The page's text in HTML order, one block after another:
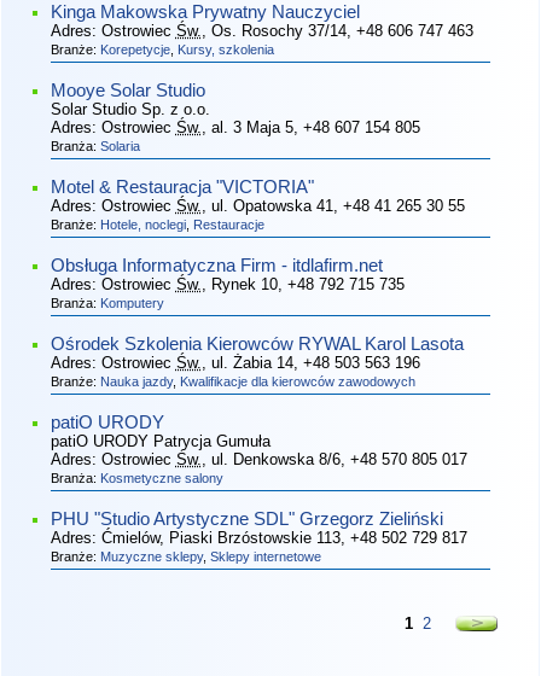
Kinga Makowska Prywatny Nauczyciel
Adres: Ostrowiec Św. , Os. Rosochy 37/14, +48 606 747 463
Branże: Korepetycje, Kursy, szkolenia
Mooye Solar Studio
Solar Studio Sp. z o.o.
Adres: Ostrowiec Św. , al. 3 Maja 5, +48 607 154 805
Branża: Solaria
Motel & Restauracja "VICTORIA"
Adres: Ostrowiec Św. , ul. Opatowska 41 , +48 41 265 30 55
Branże: Hotele, noclegi, Restauracje
Obsługa Informatyczna Firm - itdlafirm.net
Adres: Ostrowiec Św. , Rynek 10, +48 792 715 735
Branża: Komputery
Ośrodek Szkolenia Kierowców RYWAL Karol Lasota
Adres: Ostrowiec Św. , ul. Żabia 14, +48 503 563 196
Branże: Nauka jazdy, Kwalifikacje dla kierowców zawodowych
patiO URODY
patiO URODY Patrycja Gumuła
Adres: Ostrowiec Św. , ul. Denkowska 8/6, +48 570 805 017
Branża: Kosmetyczne salony
PHU "Studio Artystyczne SDL" Grzegorz Zieliński
Adres: Ćmielów, Piaski Brzóstowskie 113, +48 502 729 817
Branże: Muzyczne sklepy, Sklepy internetowe
1 2